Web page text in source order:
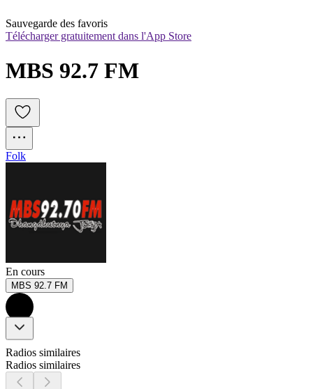
Sauvegarde des favoris
Télécharger gratuitement dans l'App Store
MBS 92.7 FM
Folk
En cours
MBS 92.7 FM
Radios similaires
Radios similaires